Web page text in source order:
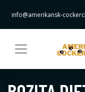
info@amerikansk-